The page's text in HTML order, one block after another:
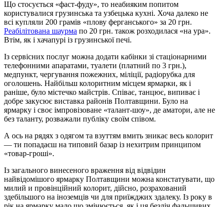
Що стосується «фаст-фуду», то неабияким попитом
користувалися грузинська та узбецька кухні. Хоча далеко не
всі купляли 200 грамів «плову ферганського» за 20 грн.
Реабілітована шаурма по 20 грн. також розходилася «на ура».
Втім, як і хачапурі із грузинської печі.
Із сервісних послуг можна додати кабінки зі стаціонарними
телефонними апаратами, туалети (платний по 3 грн.),
медпункт, чергування пожежних, міліції, радіорубка для
оголошень. Найбільш колоритним місцем ярмарки, як і
раніше, було містечко майстрів. Співає, танцює, випиває і
добре закусює виставка районів Полтавщини. Було на
ярмарку і своє імпровізоване «талант-шоу», де аматори, але не
без таланту, розважали публіку своїм співом.
А ось на рядях з одягом та взуттям вмить зникає весь колорит
— ти попадаєш на типовий базар із нехитрим принципом
«товар-гроші».
Із загального винесеного враження від відвідин
найвідомішого ярмарку Полтавщини можна констатувати, що
милий и провінційний колорит, дійсно, розрахований
здебільшого на іноземців чи для приїжджих здалеку. Із року в